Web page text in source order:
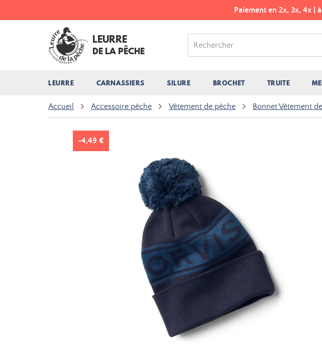
Paiement en 2x, 3x, 4x |
LEURRE
DE LA PÊCHE
LEURRE CARNASSIERS SILURE BROCHET TRUITE
Accueil Accessoire pêche Vêtement de pêche Bonnet Vêtement
-4,49 €